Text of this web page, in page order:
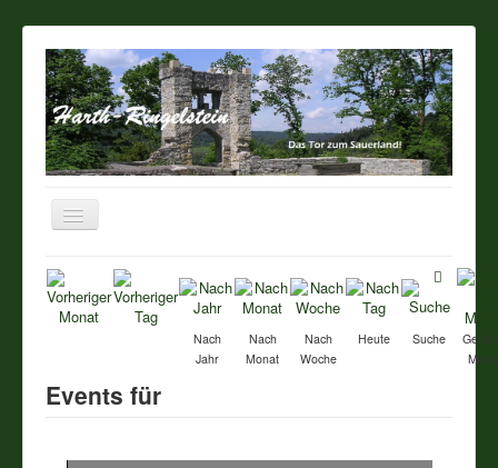
Navigation
Startseite
Über unseren Ort
Nach
Jahr
Nach
Monat
Nach
Woche
Heute Suche
Gehe
Events für